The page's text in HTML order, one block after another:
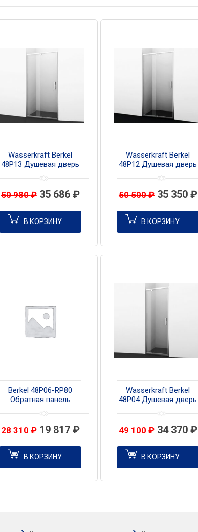
Wasserkraft Berkel
48P13 Душевая дверь
50 980₽ 35 686 ₽
В КОРЗИНУ
Wasserkraft Berkel
48P12 Душевая дверь
50 500₽ 35 350 ₽
В КОРЗИНУ
Berkel 48P06-RP80
Обратная панель
28 310₽ 19 817 ₽
В КОРЗИНУ
Wasserkraft Berkel
48P04 Душевая дверь
49 100₽ 34 370 ₽
В КОРЗИНУ